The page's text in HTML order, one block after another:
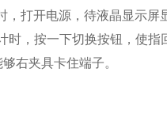
打开电源，待液晶显示屏
，按一下切换按钮，使指
右夹具卡住端子。